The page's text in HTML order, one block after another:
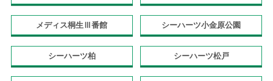
メディス桐生Ⅲ番館 シーハーツ小金原公園
シーハーツ柏 シーハーツ松戸